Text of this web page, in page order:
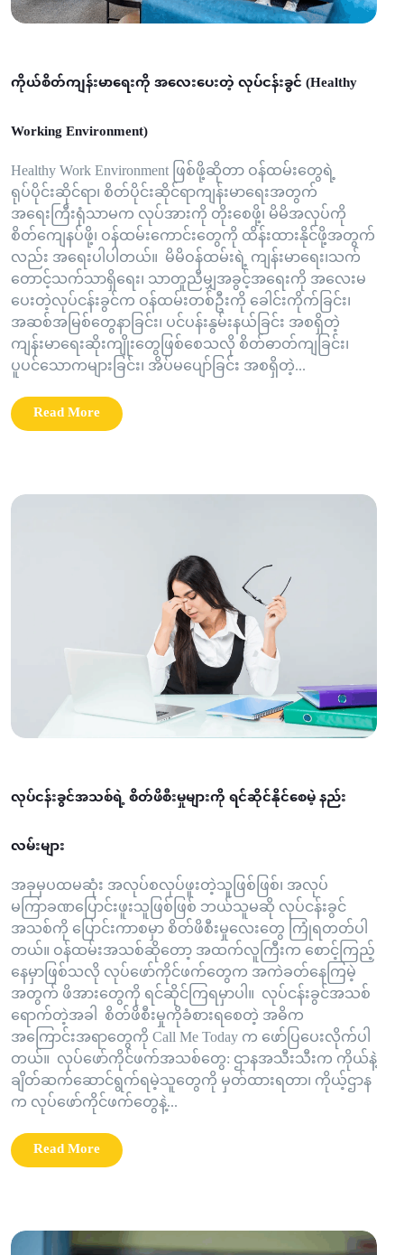
ကိုယ်စိတ်ကျန်းမာရေးကို အလေးပေးတဲ့ လုပ်ငန်းခွင် (Healthy
Working Environment)
Healthy Work Environment ဖြစ်ဖို့ဆိုတာ ဝန်ထမ်းတွေရဲ့
ရုပ်ပိုင်းဆိုင်ရာ၊ စိတ်ပိုင်းဆိုင်ရာကျန်းမာရေးအတွက်
အရေးကြီးရုံသာမက လုပ်အားကို တိုးစေဖို့၊ မိမိအလုပ်ကို
စိတ်ကျေနပ်ဖို့၊ ဝန်ထမ်းကောင်းတွေကို ထိန်းထားနိုင်ဖို့အတွက်
လည်း အရေးပါပါတယ်။ မိမိဝန်ထမ်းရဲ့ ကျန်းမာရေး၊သက်
တောင့်သက်သာရှိရေး၊ သာတူညီမျှအခွင့်အရေးကို အလေးမ
ပေးတဲ့လုပ်ငန်းခွင်က ဝန်ထမ်းတစ်ဦးကို ခေါင်းကိုက်ခြင်း၊
အဆစ်အမြစ်တွေနာခြင်း၊ ပင်ပန်းနွမ်းနယ်ခြင်း အစရှိတဲ့
ကျန်းမာရေးဆိုးကျိုးတွေဖြစ်စေသလို စိတ်ဓာတ်ကျခြင်း၊
ပူပင်သောကများခြင်း၊ အိပ်မပျော်ခြင်း အစရှိတဲ့...
Read More
လုပ်ငန်းခွင်အသစ်ရဲ့ စိတ်ဖိစီးမှုများကို ရင်ဆိုင်နိုင်စေမဲ့ နည်း
လမ်းများ
အခုမှပထမဆုံး အလုပ်စလုပ်ဖူးတဲ့သူဖြစ်ဖြစ်၊ အလုပ်
မကြာခဏပြောင်းဖူးသူဖြစ်ဖြစ် ဘယ်သူမဆို လုပ်ငန်းခွင်
အသစ်ကို ပြောင်းကာစမှာ စိတ်ဖိစီးမှုလေးတွေ ကြုံရတတ်ပါ
တယ်။ ဝန်ထမ်းအသစ်ဆိုတော့ အထက်လူကြီးက စောင့်ကြည့်
နေမှာဖြစ်သလို လုပ်ဖော်ကိုင်ဖက်တွေက အကဲခတ်နေကြမဲ့
အတွက် ဖိအားတွေကို ရင်ဆိုင်ကြရမှာပါ။ လုပ်ငန်းခွင်အသစ်
ရောက်တဲ့အခါ စိတ်ဖိစီးမှုကိုခံစားရစေတဲ့ အဓိက
အကြောင်းအရာတွေကို Call Me Today က ဖော်ပြပေးလိုက်ပါ
တယ်။ လုပ်ဖော်ကိုင်ဖက်အသစ်တွေ: ဌာနအသီးသီးက ကိုယ်နဲ့
ချိတ်ဆက်ဆောင်ရွက်ရမဲ့သူတွေကို မှတ်ထားရတာ၊ ကိုယ့်ဌာန
က လုပ်ဖော်ကိုင်ဖက်တွေနဲ့...
Read More